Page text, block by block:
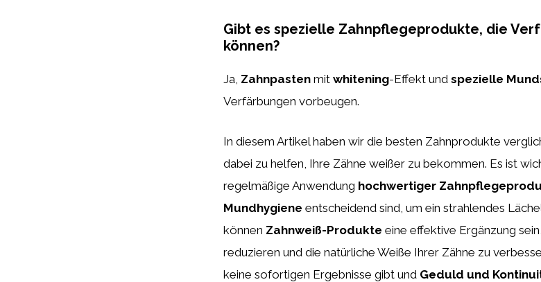
Gibt es spezielle Zahnpflegeprodukte, die
können?
Ja, Zahnpasten mit whitening-Effekt und spezielle
Verfärbungen vorbeugen.
In diesem Artikel haben wir die besten Zahnprodukte
dabei zu helfen, Ihre Zähne weißer zu bekommen. Es ist
regelmäßige Anwendung hochwertiger
Mundhygiene entscheidend sind, um ein strahlendes
können Zahnweiß-Produkte eine effektive Ergänzung
reduzieren und die natürliche Weiße Ihrer Zähne zu
keine sofortigen Ergebnisse gibt und Geduld und